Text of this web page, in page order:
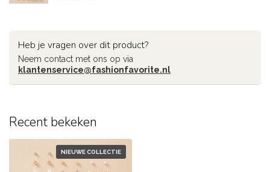
Heb je vragen over dit product?
Neem contact met ons op via
klantenservice@fashionfavorite.nl
Recent bekeken
NIEUWE COLLECTIE